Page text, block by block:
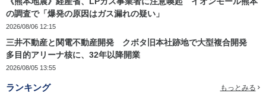
の調査で「爆発の原因はガス漏れの疑い」
2026/08/06 12:15
三井不動産と関電不動産開発 クボタ旧本社跡地で大型複合開発
多目的アリーナ核に、32年以降開業
2026/08/05 13:55
ランキング もっとみる